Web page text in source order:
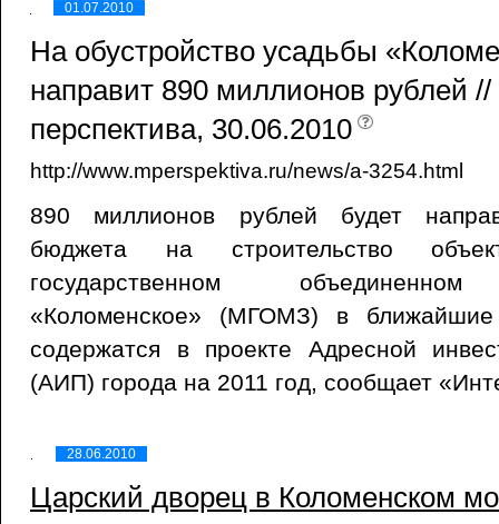
01.07.2010
На обустройство усадьбы
направит 890 миллионов рублей
перспектива, 30.06.2010
http://www.mperspektiva.ru/news/a-3254.html
890 миллионов рублей будет
бюджета на строительство
государственном объединенном
«Коломенское» (МГОМЗ) в
содержатся в проекте Адресной
(АИП) города на 2011 год, сообщает
28.06.2010
Царский дворец в Коломенском